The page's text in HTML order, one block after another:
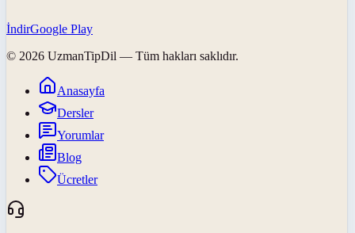
İndirGoogle Play
© 2026 UzmanTipDil — Tüm hakları saklıdır.
Anasayfa
Dersler
Yorumlar
Blog
Ücretler